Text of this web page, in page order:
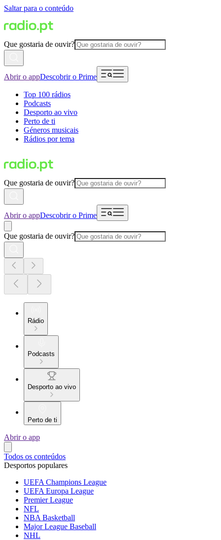
Saltar para o conteúdo
Que gostaria de ouvir?
Abrir o appDescobrir o Prime
Top 100 rádios
Podcasts
Desporto ao vivo
Perto de ti
Géneros musicais
Rádios por tema
Que gostaria de ouvir?
Abrir o appDescobrir o Prime
Que gostaria de ouvir?
Rádio
Podcasts
Desporto ao vivo
Perto de ti
Abrir o app
Todos os conteúdos
Desportos populares
UEFA Champions League
UEFA Europa League
Premier League
NFL
NBA Basketball
Major League Baseball
NHL